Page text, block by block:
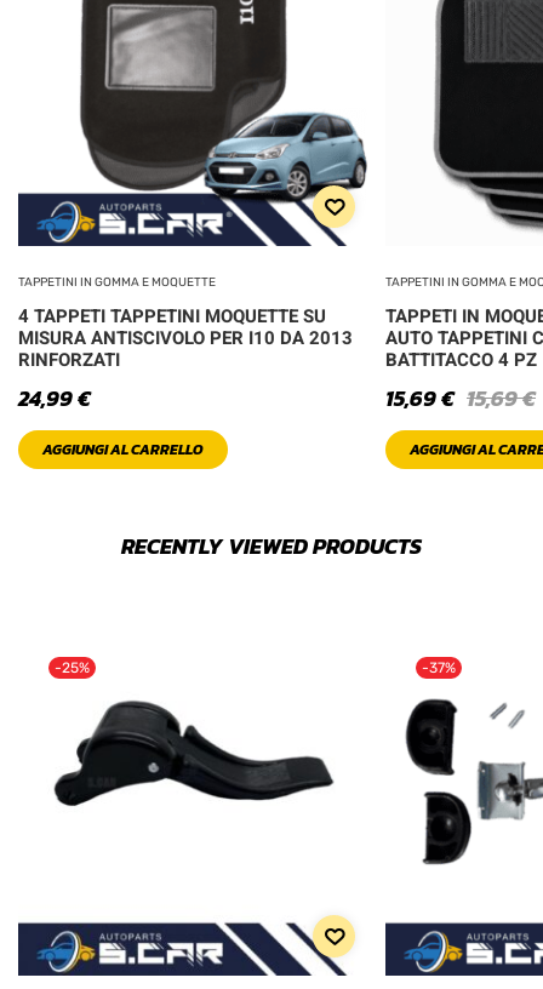
TAPPETINI IN GOMMA E MOQUETTE
4 TAPPETI TAPPETINI MOQUETTE SU
MISURA ANTISCIVOLO PER I10 DA 2013
RINFORZATI
24,99€
AGGIUNGI AL CARRELLO
TAPPETINI IN GOMMA E
TAPPETI IN
AUTO TAPPETINI
BATTITACCO 4 PZ
15,69€
15,69€
AGGIUNGI AL
RECENTLY VIEWED PRODUCTS
-25% -37%